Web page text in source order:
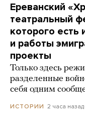
Ереванский
театральный
которого есть
и работы
проекты
Только здесь
разделенные
себя одним
ИСТОРИИ 2 часа назад